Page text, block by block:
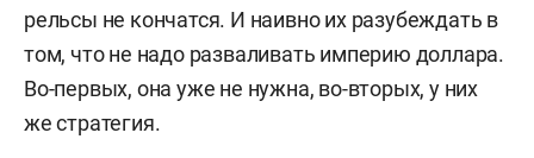
рельсы не кончатся. И наивно их разубеждать в
том, что не надо разваливать империю доллара.
Во-первых, она уже не нужна, во-вторых, у них
же стратегия.